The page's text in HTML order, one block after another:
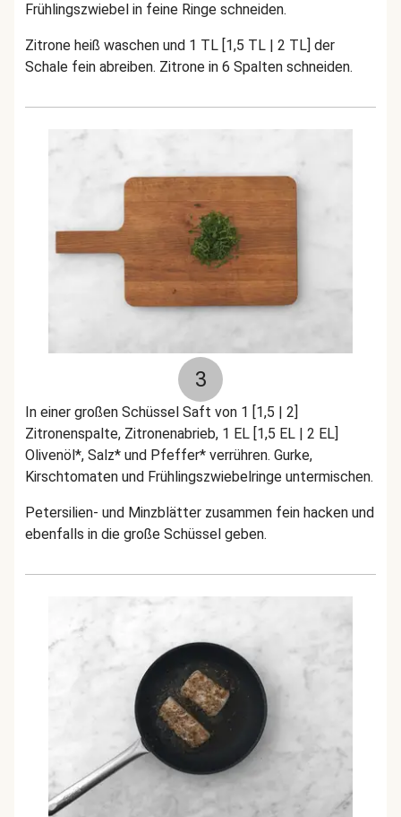
Frühlingszwiebel in feine Ringe schneiden.
Zitrone heiß waschen und 1 TL [1,5 TL | 2 TL] der
Schale fein abreiben. Zitrone in 6 Spalten schneiden.
3
In einer großen Schüssel Saft von 1 [1,5 | 2]
Zitronenspalte, Zitronenabrieb, 1 EL [1,5 EL | 2 EL]
Olivenöl*, Salz* und Pfeffer* verrühren. Gurke,
Kirschtomaten und Frühlingszwiebelringe untermischen.
Petersilien- und Minzblätter zusammen fein hacken und
ebenfalls in die große Schüssel geben.